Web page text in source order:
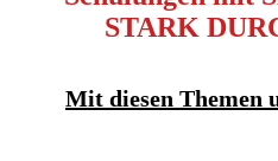
Mit diesen Themen